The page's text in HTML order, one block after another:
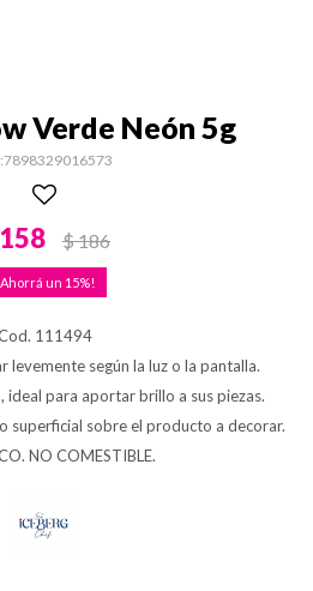
Verde Neón 5g
7898329016573
158 $186
15
111494
levemente según la luz o la pantalla.
para aportar brillo a sus piezas.
superficial sobre el producto a decorar.
NO COMESTIBLE.